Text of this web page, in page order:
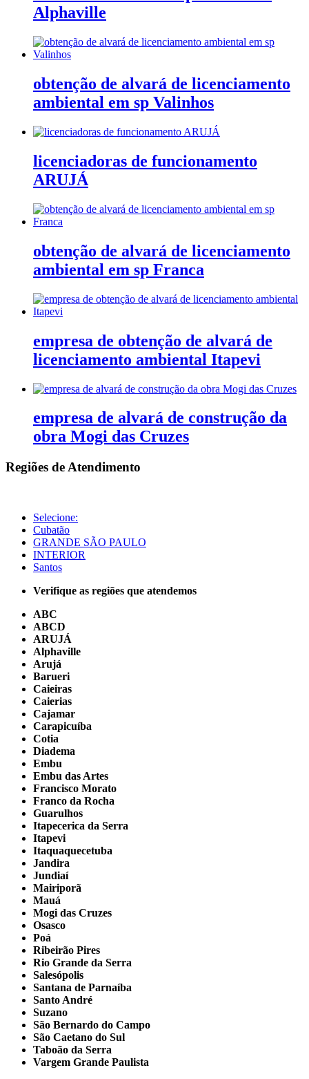
Alphaville
obtenção de alvará de licenciamento
ambiental em sp Valinhos
licenciadoras de funcionamento
ARUJÁ
obtenção de alvará de licenciamento
ambiental em sp Franca
empresa de obtenção de alvará de
licenciamento ambiental Itapevi
empresa de alvará de construção da
obra Mogi das Cruzes
Regiões de Atendimento
Selecione:
Cubatão
GRANDE SÃO PAULO
INTERIOR
Santos
Verifique as regiões que atendemos
ABC
ABCD
ARUJÁ
Alphaville
Arujá
Barueri
Caieiras
Caierias
Cajamar
Carapicuíba
Cotia
Diadema
Embu
Embu das Artes
Francisco Morato
Franco da Rocha
Guarulhos
Itapecerica da Serra
Itapevi
Itaquaquecetuba
Jandira
Jundiaí
Mairiporã
Mauá
Mogi das Cruzes
Osasco
Poá
Ribeirão Pires
Rio Grande da Serra
Salesópolis
Santana de Parnaíba
Santo André
Suzano
São Bernardo do Campo
São Caetano do Sul
Taboão da Serra
Vargem Grande Paulista